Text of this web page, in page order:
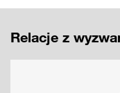
Relacje z